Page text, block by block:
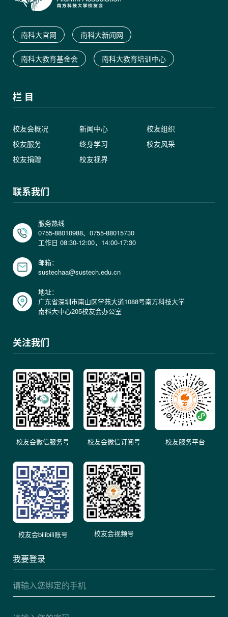
南科大官网 南科大新闻网
南科大教育基金会 南科大教育培训中心
栏 目
校友会概况 新闻中心
校友组织
校友服务
终身学习
校友风采
校友捐赠
校友视界
联系我们
服务热线
0755-88010988、0755-88015730
工作日 08:30-12:00，14:00-17:30
邮箱：
sustechaa@sustech.edu.cn
地址：
广东省深圳市南山区学苑大道1088号南方科技大学
南科大中心205校友会办公室
关注我们
校友会微信服务号 校友会微信订阅号 校友服务平台
校友会bilibili账号 校友会视频号
我要登录